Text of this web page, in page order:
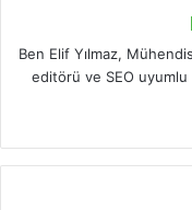
Ben Elif Yılmaz,
editörü ve SEO uyumlu